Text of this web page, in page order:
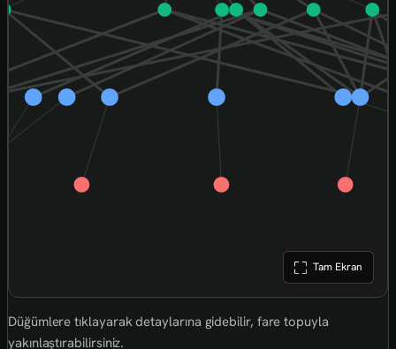
Tam Ekran
Düğümlere tıklayarak detaylarına gidebilir, fare topuyla
yakınlaştırabilirsiniz.